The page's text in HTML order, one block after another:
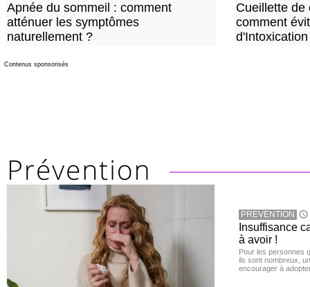
Apnée du sommeil : comment
atténuer les symptômes
naturellement ?
Cueillette de
comment
d'Intoxication
Contenus sponsorisés
PREVENTION
Insuffisance
à avoir !
Pour les personnes
ils sont nombreux,
encourager à